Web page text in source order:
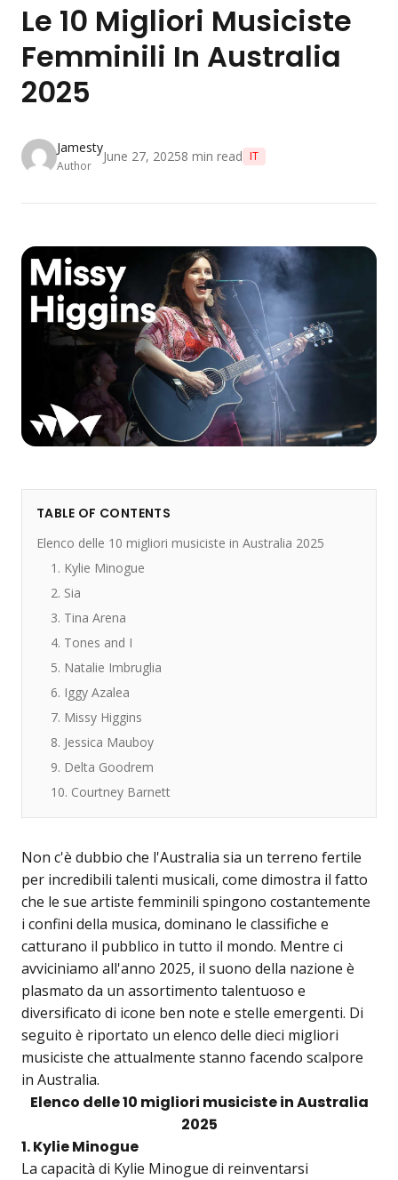
Le 10 Migliori Musiciste
Femminili In Australia
2025
Jamesty
Author
June 27, 20258 min read IT
TABLE OF CONTENTS
Elenco delle 10 migliori musiciste in Australia 2025
1. Kylie Minogue
2. Sia
3. Tina Arena
4. Tones and I
5. Natalie Imbruglia
6. Iggy Azalea
7. Missy Higgins
8. Jessica Mauboy
9. Delta Goodrem
10. Courtney Barnett
Non c'è dubbio che l'Australia sia un terreno fertile
per incredibili talenti musicali, come dimostra il fatto
che le sue artiste femminili spingono costantemente
i confini della musica, dominano le classifiche e
catturano il pubblico in tutto il mondo. Mentre ci
avviciniamo all'anno 2025, il suono della nazione è
plasmato da un assortimento talentuoso e
diversificato di icone ben note e stelle emergenti. Di
seguito è riportato un elenco delle dieci migliori
musiciste che attualmente stanno facendo scalpore
in Australia.
Elenco delle 10 migliori musiciste in Australia
2025
1. Kylie Minogue
La capacità di Kylie Minogue di reinventarsi